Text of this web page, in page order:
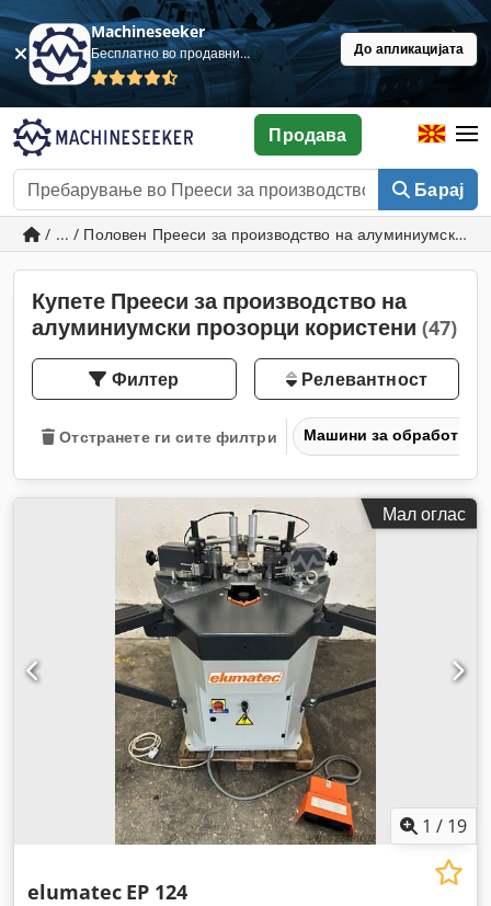
Machineseeker
Бесплатно во продавница До апликацијата
Барај
Продава
/ ... / Половен Прееси за производство на алуминиумски
Купете Прееси за производство на
алуминиумски прозорци користени (47)
Филтер Релевантност
Отстранете ги сите филтри Машини за обработка
Мал оглас
1 / 19
elumatec EP 124